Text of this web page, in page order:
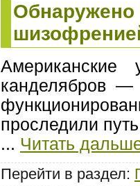
Обнаружено
Американские
канделябров —
проследили
... Читать
Перейти в раздел: